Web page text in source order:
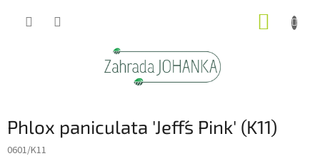
Phlox paniculata 'Jeff´s Pink' (K11)
0601/K11